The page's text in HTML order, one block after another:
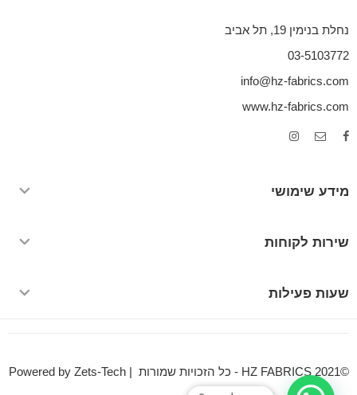
נחלת בנימין 19, תל אביב
03-5103772
info@hz-fabrics.com
www.hz-fabrics.com
מידע שימושי
שירות לקוחות
שעות פעילות
©HZ FABRICS 2021 - כל הזכויות שמורות | Powered by Zets-Tech